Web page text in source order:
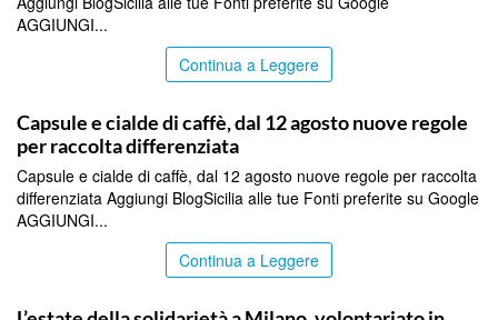
AGGIUNGI...
Continua a Leggere
Capsule e cialde di caffè, dal 12 agosto nuove regole
per raccolta differenziata
Capsule e cialde di caffè, dal 12 agosto nuove regole per raccolta
differenziata Aggiungi BlogSicilia alle tue Fonti preferite su Google
AGGIUNGI...
Continua a Leggere